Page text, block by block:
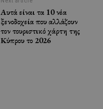
Αυτά είναι τα 10 νέα
ξενοδοχεία που αλλάζουν
τον τουριστικό χάρτη της
Κύπρου το 2026